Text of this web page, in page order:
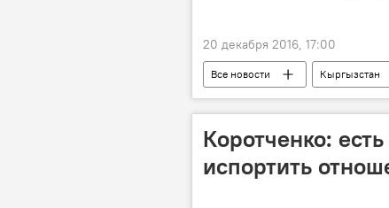
20 декабря 2016, 17:00
Все новости Кыргызстан
Коротченко:
испортить